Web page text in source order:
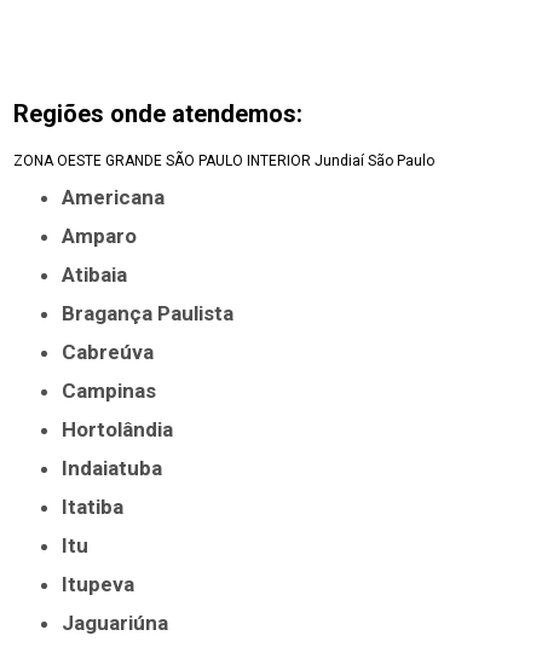
Regiões onde atendemos:
ZONA OESTE GRANDE SÃO PAULO INTERIOR Jundiaí São Paulo
Americana
Amparo
Atibaia
Bragança Paulista
Cabreúva
Campinas
Hortolândia
Indaiatuba
Itatiba
Itu
Itupeva
Jaguariúna